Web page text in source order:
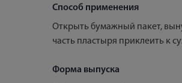
Способ применения
Открыть бумажный пакет,
часть пластыря приклеить к
Форма выпуска